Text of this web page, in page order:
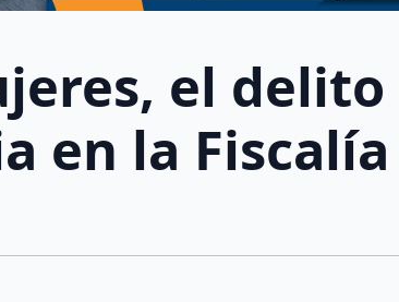
el delito
en la Fiscalía